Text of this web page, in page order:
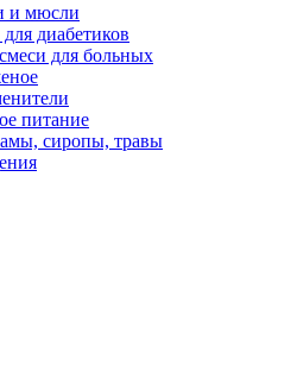
и мюсли
диабетиков
для больных
питание
сиропы, травы